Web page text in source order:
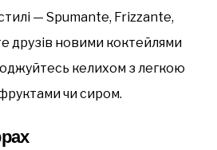
— Spumante, Frizzante,
друзів новими коктейлями
келихом з легкою
чи сиром.